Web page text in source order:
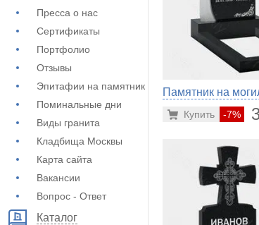
Пресса о нас
Сертификаты
Портфолио
Отзывы
Эпитафии на памятник
Поминальные дни
Виды гранита
Кладбища Москвы
Карта сайта
Вакансии
Вопрос - Ответ
Каталог
Памятник на
-7%
Купить